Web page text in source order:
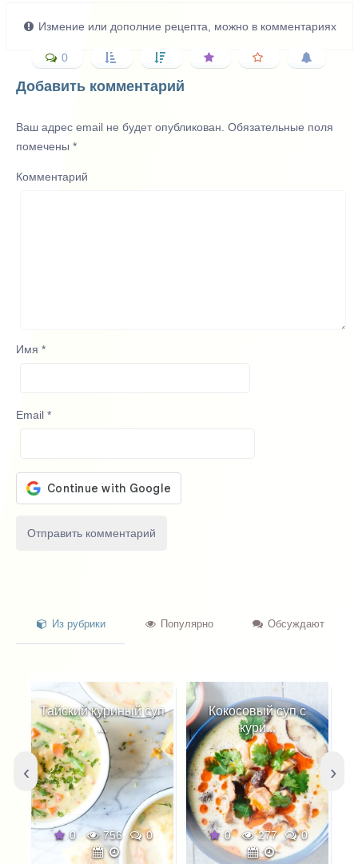
Измение или дополние рецепта, можно в комментариях
0
Добавить комментарий
Ваш адрес email не будет опубликован. Обязательные поля
помечены *
Комментарий
Имя *
Email *
Из рубрики Популярно Обсуждают
Тайский куриный суп
...
0 756 0
Кокосовый суп с
кури...
0 277 0
‹ ›